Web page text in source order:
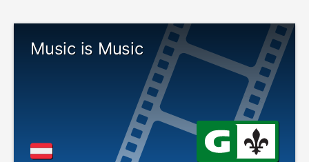
Music is Music